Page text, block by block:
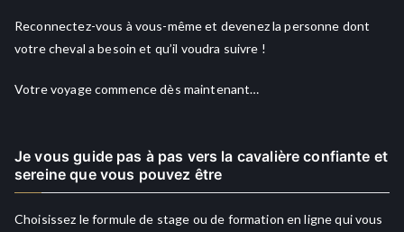
Reconnectez-vous à vous-même et devenez la personne dont
votre cheval a besoin et qu’il voudra suivre !
Votre voyage commence dès maintenant…
Je vous guide pas à pas vers la cavalière confiante et
sereine que vous pouvez être
Choisissez le formule de stage ou de formation en ligne qui vous